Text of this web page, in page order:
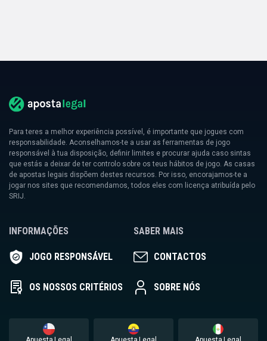
Para teres a melhor experiência possível, é importante que jogues com
responsabilidade. Aconselhamos-te a usar as ferramentas de jogo
responsável à tua disposição, definir limites e procurar ajuda caso sintas
que estás a deixar de ter controlo sobre os teus hábitos de jogo. As casas
de apostas legais dispõem destes recursos. Por isso, encorajamos-te a
jogar nos sites que recomendamos, todos eles com licença atribuída pelo
SRIJ.
INFORMAÇÕES
JOGO RESPONSÁVEL
OS NOSSOS CRITÉRIOS
SABER MAIS
CONTACTOS
SOBRE NÓS